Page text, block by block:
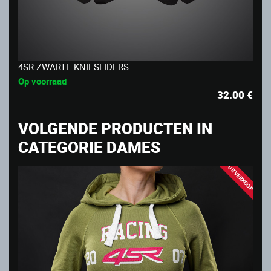
4SR ZWARTE KNIESLIDERS
Op voorraad
32.00€
VOLGENDE PRODUCTEN IN
CATEGORIE DAMES
UITVERKOOP